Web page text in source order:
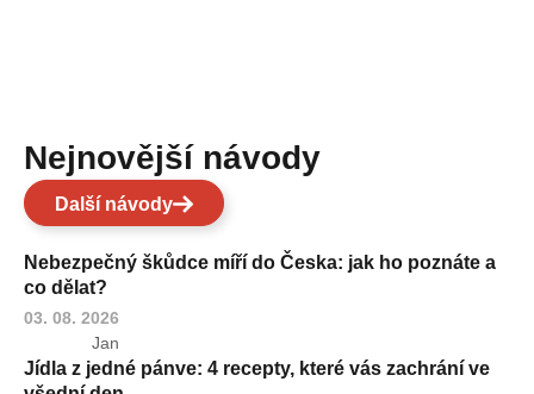
Nejnovější návody
Další návody
Nebezpečný škůdce míří do Česka: jak ho poznáte a
co dělat?
03. 08. 2026
Jan
Jídla z jedné pánve: 4 recepty, které vás zachrání ve